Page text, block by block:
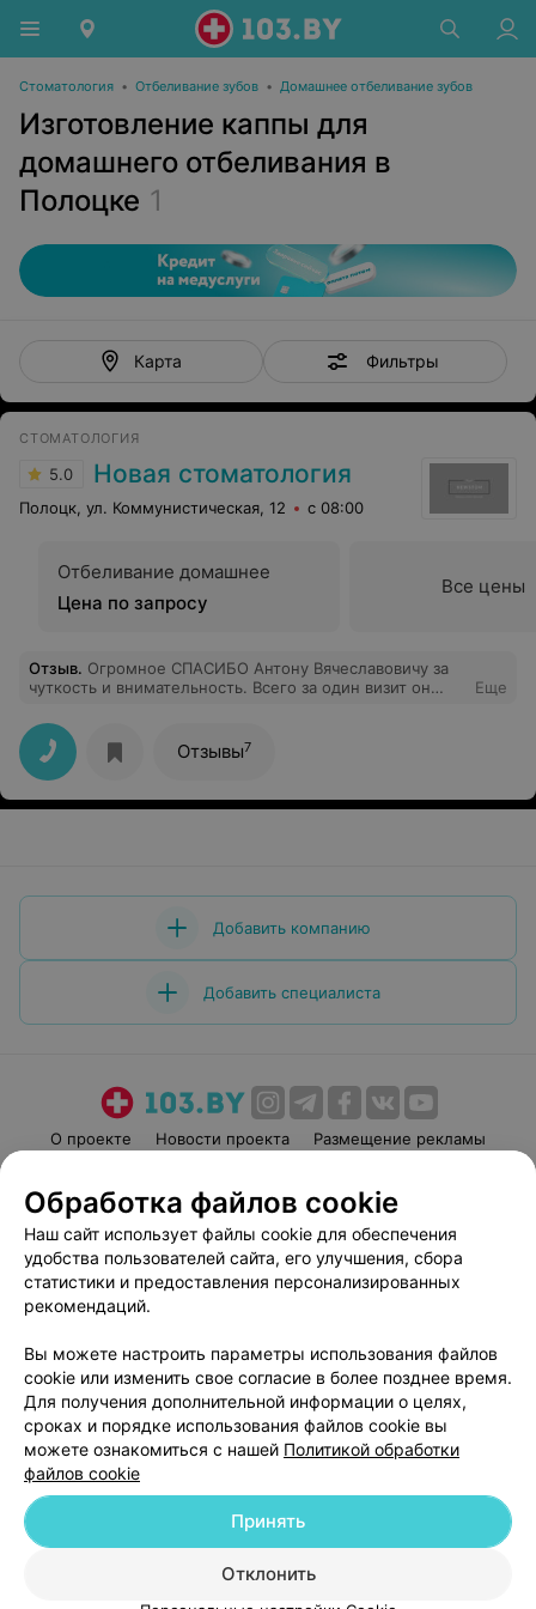
Стоматология • Отбеливание зубов • Домашнее отбеливание зубов
Изготовление каппы для
домашнего отбеливания в
Полоцке 1
Карта Фильтры
СТОМАТОЛОГИЯ
5.0 Новая стоматология
Полоцк, ул. Коммунистическая, 12 с 08:00
Отбеливание домашнее
Цена по запросу
Все цены
Отзыв. Огромное СПАСИБО Антону Вячеславовичу за
чуткость и внимательность. Всего за один визит он
и сразу же установил коронку. Благодаря ему удалось
сохранить зуб . Доктор подошёл к моей проблеме
комплексно и составил дальнейший план лечения .
Антон Вячеславович настоящий профессионал своего
дела , постоянно совершенствуется ,использует в
клинике !
Еще
Отзывы7
Добавить компанию
Добавить специалиста
О проекте Новости проекта
Размещение рекламы
Пользовательское соглашение
Способы оплаты
Вакансии
Партнеры
Написать руководителю 103.by
Обработка персональных данных
© 2026 ООО «Артокс Лаб», УНП 191700409
| 220012, Республика Беларусь,
г. Минск, улица Толбухина, 2, пом. 16 | help@103.by
Служба поддержки +375 291212755
Обработка файлов cookie
Наш сайт использует файлы cookie для обеспечения
удобства пользователей сайта, его улучшения, сбора
статистики и предоставления персонализированных
рекомендаций.
Вы можете настроить параметры использования файлов
cookie или изменить свое согласие в более позднее время.
Для получения дополнительной информации о целях,
сроках и порядке использования файлов cookie вы
можете ознакомиться с нашей Политикой обработки
файлов cookie
Отклонить
Принять